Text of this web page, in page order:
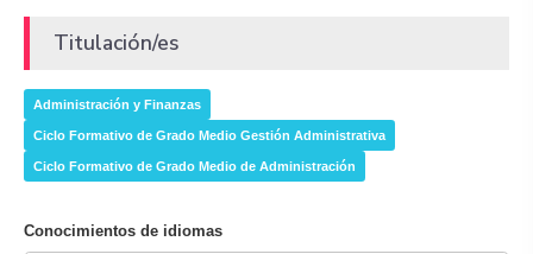
Titulación/es
Administración y Finanzas
Ciclo Formativo de Grado Medio Gestión Administrativa
Ciclo Formativo de Grado Medio de Administración
Conocimientos de idiomas